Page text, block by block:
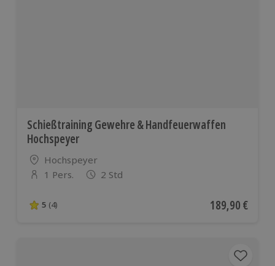
Schießtraining Gewehre & Handfeuerwaffen
Hochspeyer
Standort
Hochspeyer
Anzahl der Teilnehmer
1 Pers. 2 Std
5 von 5 Sternen basierend auf 4 Bewertungen
5 (4) Aktueller Preis
189,90 €